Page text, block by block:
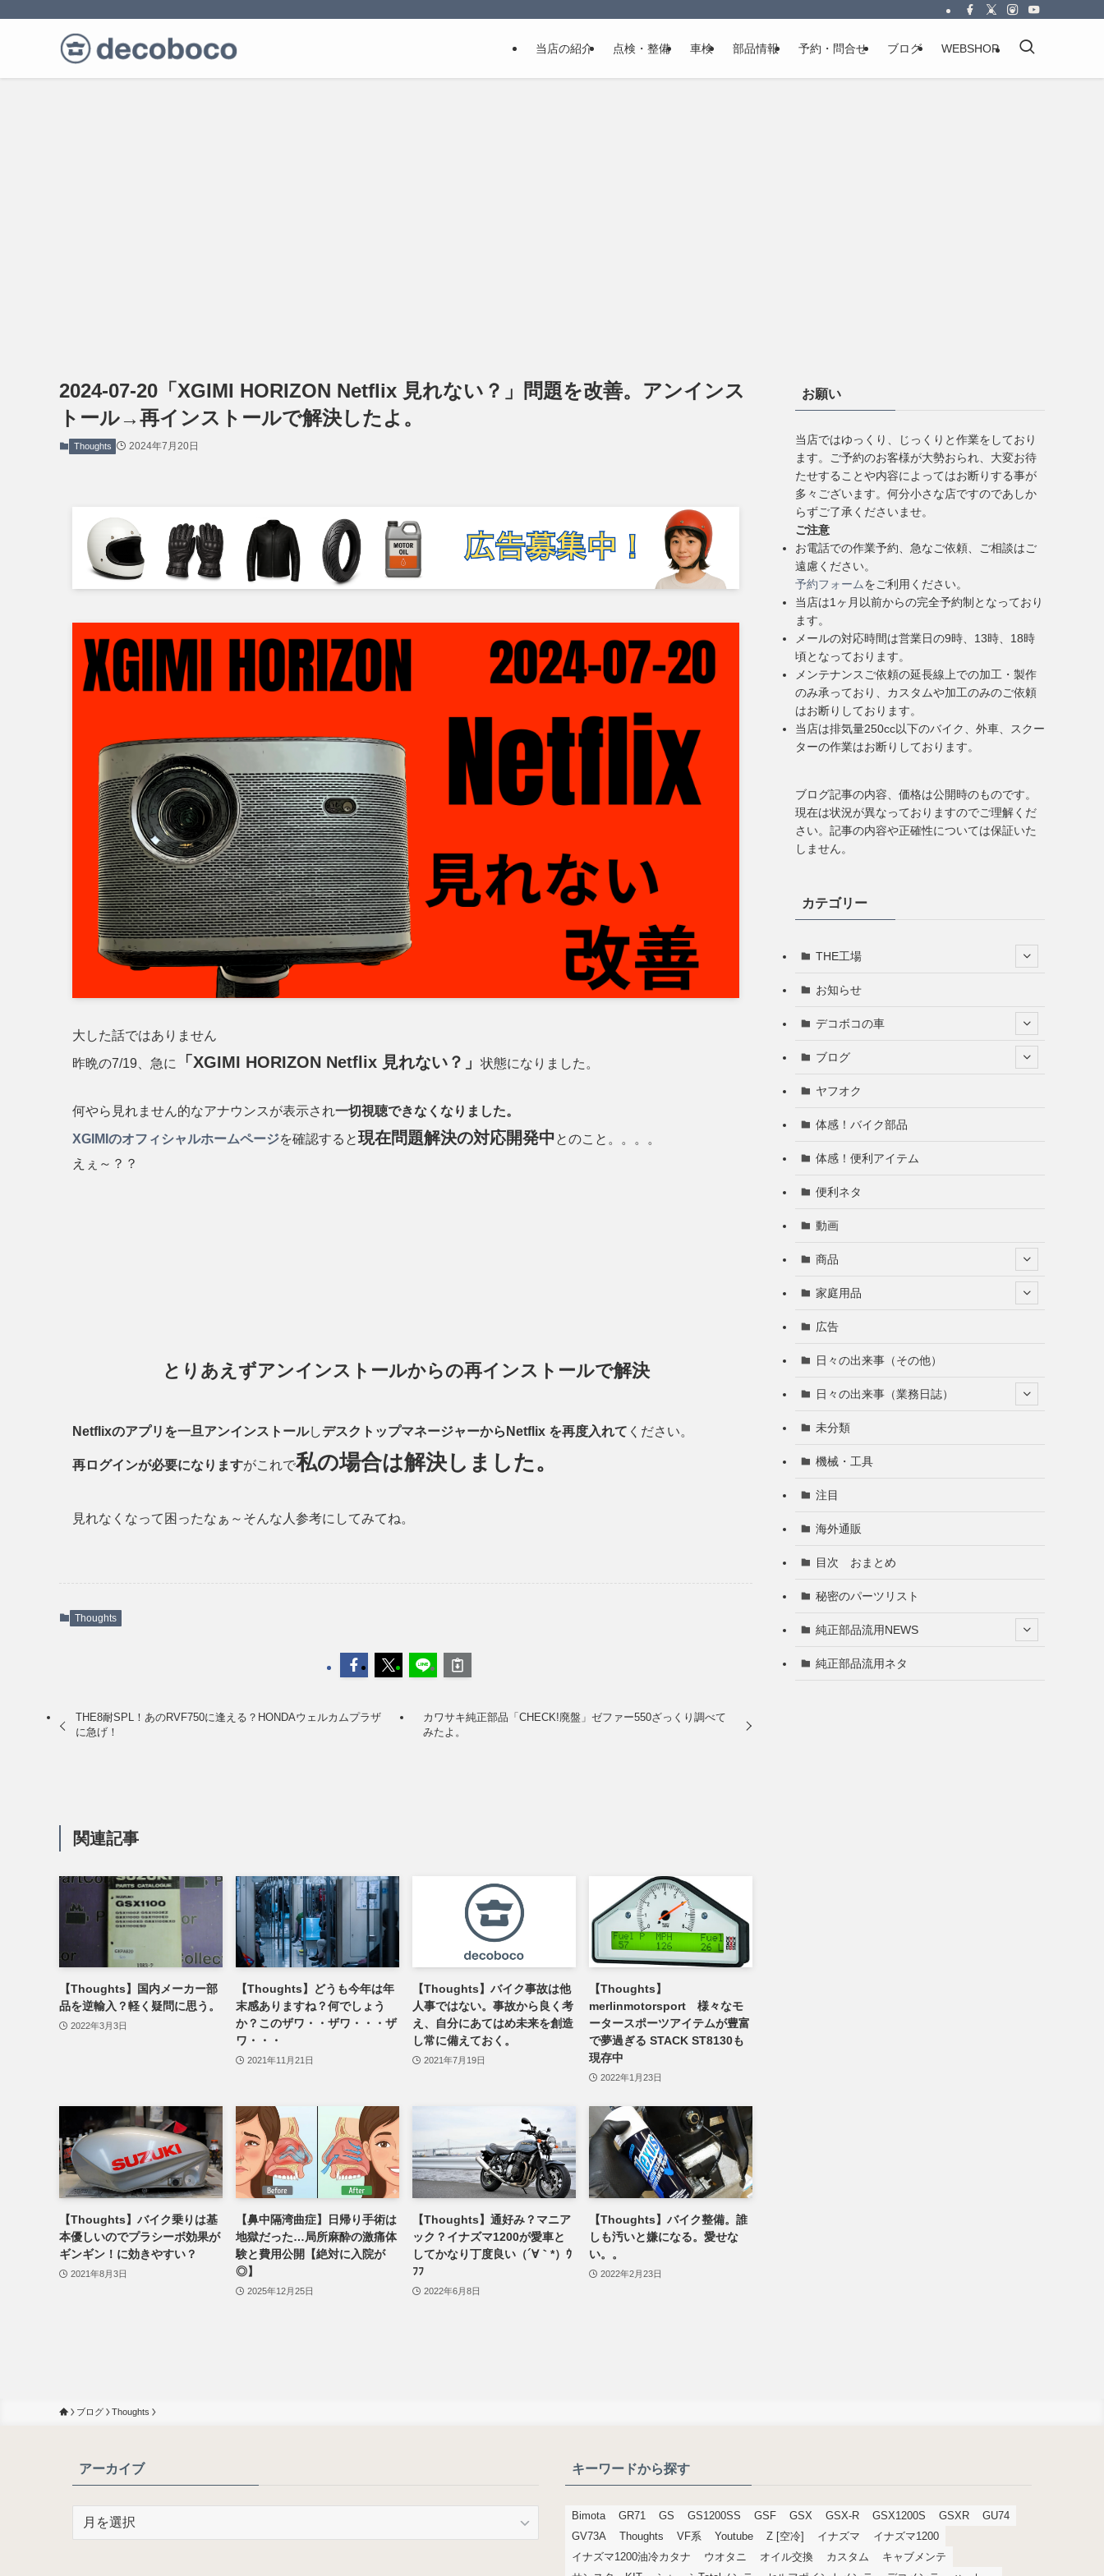
当店の紹介 点検・整備 車検 部品情報 予約・問合せ ブログ WEBSHOP
2024-07-20「XGIMI HORIZON Netflix 見れない？」問題を改善。アンインス
トール→再インストールで解決したよ。
Thoughts 2024年7月20日
大した話ではありません
昨晩の7/19、急に
「XGIMI HORIZON Netflix 見れない？」 状態になりました。
何やら見れません的なアナウンスが表示され一切視聴できなくなりました。
XGIMIのオフィシャルホームページを確認すると現在問題解決の対応開発中とのこと。。。。
えぇ～？？
とりあえずアンインストールからの再インストールで解決
Netflixのアプリを一旦アンインストールしデスクトップマネージャーからNetflix を再度入れて ください。
再ログインが必要になりますがこれで私の場合は解決しました。
見れなくなって困ったなぁ～そんな人参考にしてみてね。
Thoughts
THE8耐SPL！あのRVF750に逢える？HONDAウェルカムプラザ
に急げ！
カワサキ純正部品「CHECK!廃盤」ゼファー550ざっくり調べて
みたよ。
関連記事
【Thoughts】国内メーカー部
品を逆輸入？軽く疑問に思う。
2022年3月3日
【Thoughts】どうも今年は年
末感ありますね？何でしょう
か？このザワ・・ザワ・・・ザ
ワ・・・
2021年11月21日
【Thoughts】バイク事故は他
人事ではない。事故から良く考
え、自分にあてはめ未来を創造
し常に備えておく。
2021年7月19日
【Thoughts】
merlinmotorsport 様々なモ
ータースポーツアイテムが豊富
で夢過ぎる STACK ST8130も
現存中
2022年1月23日
【Thoughts】バイク乗りは基
本優しいのでプラシーボ効果が
ギンギン！に効きやすい？
2021年8月3日
【鼻中隔湾曲症】日帰り手術は
地獄だった…局所麻酔の激痛体
験と費用公開【絶対に入院が
◎】
2025年12月25日
【Thoughts】通好み？マニア
ック？イナズマ1200が愛車と
してかなり丁度良い（´∀｀*）ｳ
ﾌﾌ
2022年6月8日
【Thoughts】バイク整備。誰
しも汚いと嫌になる。愛せな
い。。
2022年2月23日
お願い
当店ではゆっくり、じっくりと作業をしており
ます。ご予約のお客様が大勢おられ、大変お待
たせすることや内容によってはお断りする事が
多々ございます。何分小さな店ですのであしか
らずご了承くださいませ。
ご注意
お電話での作業予約、急なご依頼、ご相談はご
遠慮ください。
予約フォームをご利用ください。
当店は1ヶ月以前からの完全予約制となっており
ます。
メールの対応時間は営業日の9時、13時、18時
頃となっております。
メンテナンスご依頼の延長線上での加工・製作
のみ承っており、カスタムや加工のみのご依頼
はお断りしております。
当店は排気量250cc以下のバイク、外車、スクー
ターの作業はお断りしております。
ブログ記事の内容、価格は公開時のものです。
現在は状況が異なっておりますのでご理解くだ
さい。記事の内容や正確性については保証いた
しません。
カテゴリー
THE工場
お知らせ
デコボコの車
ブログ
ヤフオク
体感！バイク部品
体感！便利アイテム
便利ネタ
動画
商品
家庭用品
広告
日々の出来事（その他）
日々の出来事（業務日誌）
未分類
機械・工具
注目
海外通販
目次 おまとめ
秘密のパーツリスト
純正部品流用NEWS
純正部品流用ネタ
ブログ Thoughts
アーカイブ キーワードから探す
Bimota GR71 GS GS1200SS GSF GSX GSX-R GSX1200S GSXR
GU74
GV73A
Thoughts VF系 Youtube Z [空冷] イナズマ
イナズマ1200
イナズマ1200油冷カタナ
ウオタニ オイル交換 カスタム
キャブメンテ